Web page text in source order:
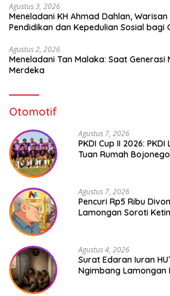
Agustus 3, 2026
Meneladani KH Ahmad Dahlan,
Pendidikan dan Kepedulian Sosial bagi
Agustus 2, 2026
Meneladani Tan Malaka: Saat Generasi
Merdeka
Otomotif
Agustus 7, 2026
PKDI Cup II 2026:
Tuan Rumah
Agustus 7, 2026
Pencuri Rp5 Ribu
Lamongan Soroti
Agustus 4, 2026
Surat Edaran Iuran
Ngimbang Lamongan